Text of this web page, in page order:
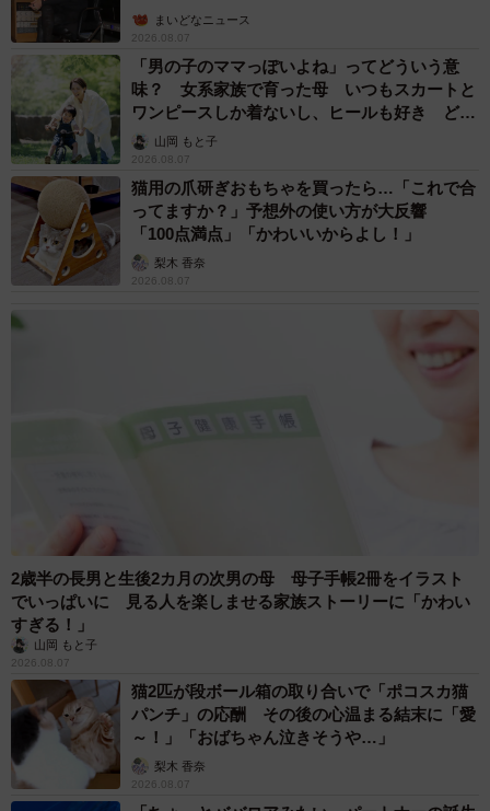
まいどなニュース
2026.08.07
「男の子のママっぽいよね」ってどういう意
味？ 女系家族で育った母 いつもスカートと
ワンピースしか着ないし、ヒールも好き どの
へんが…
山岡 もと子
2026.08.07
猫用の爪研ぎおもちゃを買ったら…「これで合
ってますか？」予想外の使い方が大反響
「100点満点」「かわいいからよし！」
梨木 香奈
2026.08.07
2歳半の長男と生後2カ月の次男の母 母子手帳2冊をイラスト
でいっぱいに 見る人を楽しませる家族ストーリーに「かわい
すぎる！」
山岡 もと子
2026.08.07
猫2匹が段ボール箱の取り合いで「ポコスカ猫
パンチ」の応酬 その後の心温まる結末に「愛
～！」「おばちゃん泣きそうや…」
梨木 香奈
2026.08.07